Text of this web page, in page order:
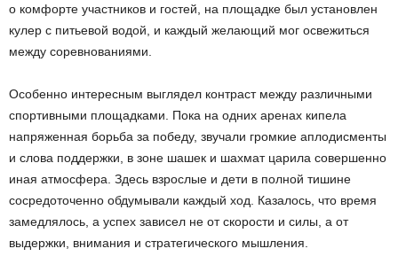
о комфорте участников и гостей, на площадке был установлен
кулер с питьевой водой, и каждый желающий мог освежиться
между соревнованиями.
Особенно интересным выглядел контраст между различными
спортивными площадками. Пока на одних аренах кипела
напряженная борьба за победу, звучали громкие аплодисменты
и слова поддержки, в зоне шашек и шахмат царила совершенно
иная атмосфера. Здесь взрослые и дети в полной тишине
сосредоточенно обдумывали каждый ход. Казалось, что время
замедлялось, а успех зависел не от скорости и силы, а от
выдержки, внимания и стратегического мышления.